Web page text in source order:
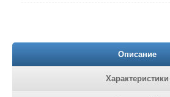
Описание
Характеристики